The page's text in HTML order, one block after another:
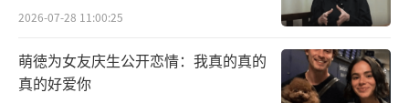
2026-07-28 11:00:25
萌徳为女友庆生公开恋情：我真的真的
真的好爱你